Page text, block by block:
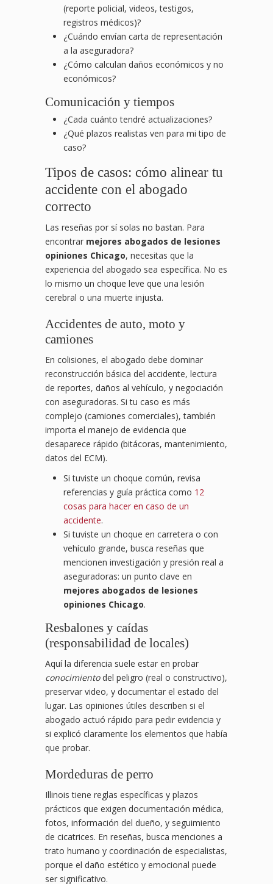
(reporte policial, videos, testigos,
registros médicos)?
¿Cuándo envían carta de representación
a la aseguradora?
¿Cómo calculan daños económicos y no
económicos?
Comunicación y tiempos
¿Cada cuánto tendré actualizaciones?
¿Qué plazos realistas ven para mi tipo de
caso?
Tipos de casos: cómo alinear tu
accidente con el abogado
correcto
Las reseñas por sí solas no bastan. Para
encontrar mejores abogados de lesiones
opiniones Chicago, necesitas que la
experiencia del abogado sea específica. No es
lo mismo un choque leve que una lesión
cerebral o una muerte injusta.
Accidentes de auto, moto y
camiones
En colisiones, el abogado debe dominar
reconstrucción básica del accidente, lectura
de reportes, daños al vehículo, y negociación
con aseguradoras. Si tu caso es más
complejo (camiones comerciales), también
importa el manejo de evidencia que
desaparece rápido (bitácoras, mantenimiento,
datos del ECM).
Si tuviste un choque común, revisa
referencias y guía práctica como 12
cosas para hacer en caso de un
accidente.
Si tuviste un choque en carretera o con
vehículo grande, busca reseñas que
mencionen investigación y presión real a
aseguradoras: un punto clave en
mejores abogados de lesiones
opiniones Chicago.
Resbalones y caídas
(responsabilidad de locales)
Aquí la diferencia suele estar en probar
conocimientodel peligro (real o constructivo),
preservar video, y documentar el estado del
lugar. Las opiniones útiles describen si el
abogado actuó rápido para pedir evidencia y
si explicó claramente los elementos que había
que probar.
Mordeduras de perro
Illinois tiene reglas específicas y plazos
prácticos que exigen documentación médica,
fotos, información del dueño, y seguimiento
de cicatrices. En reseñas, busca menciones a
trato humano y coordinación de especialistas,
porque el daño estético y emocional puede
ser significativo.